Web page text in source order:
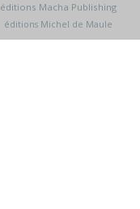
éditions Macha Publishing
éditions Michel de Maule